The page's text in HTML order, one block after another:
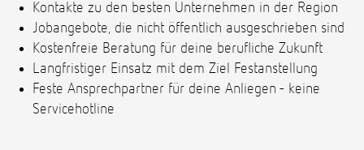
Kontakte zu den besten Unternehmen in der Region
Jobangebote, die nicht öffentlich ausgeschrieben sind
Kostenfreie Beratung für deine berufliche Zukunft
Langfristiger Einsatz mit dem Ziel Festanstellung
Feste Ansprechpartner für deine Anliegen - keine
Servicehotline